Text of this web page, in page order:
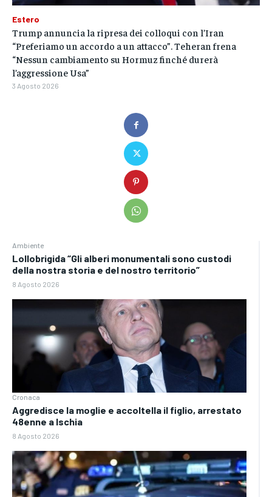
Ambiente
Lollobrigida “Gli alberi monumentali sono custodi
della nostra storia e del nostro territorio”
8 Agosto 2026
Cronaca
Aggredisce la moglie e accoltella il figlio, arrestato
48enne a Ischia
8 Agosto 2026
Estero
Trump annuncia la ripresa dei colloqui con l’Iran
“Preferiamo un accordo a un attacco”. Teheran frena
“Nessun cambiamento su Hormuz finché durerà
l’aggressione Usa”
3 Agosto 2026